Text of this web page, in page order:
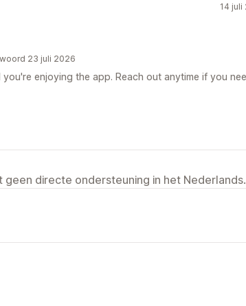
14 juli
23 juli 2026
you're enjoying the app. Reach out anytime if you
directe ondersteuning in het Nederlands.